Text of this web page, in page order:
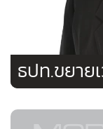
ธปท.ขยาย